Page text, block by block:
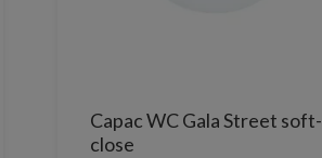
Capac WC Gala Street soft-
close